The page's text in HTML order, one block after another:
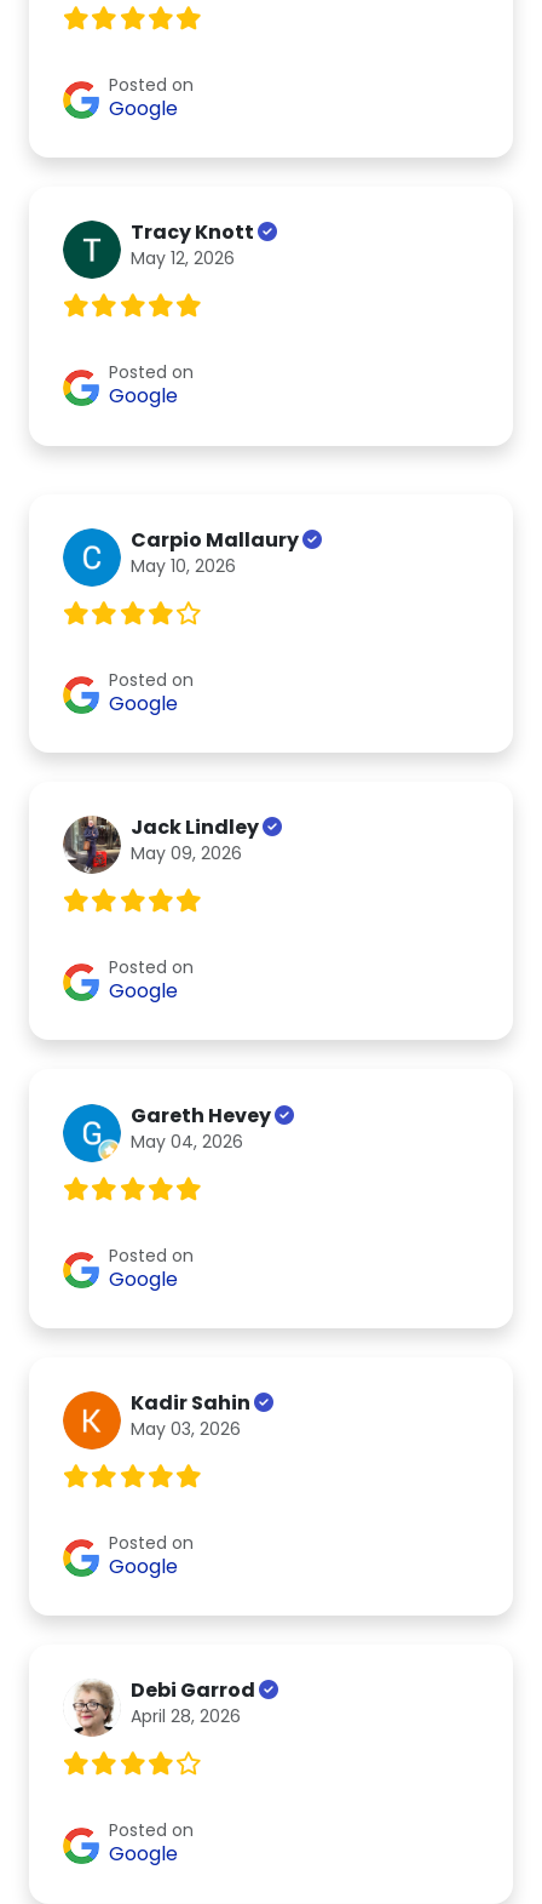
Posted on
Google
Tracy Knott
May 12, 2026
Posted on
Google
Carpio Mallaury
May 10, 2026
Posted on
Google
Jack Lindley
May 09, 2026
Posted on
Google
Gareth Hevey
May 04, 2026
Posted on
Google
Kadir Sahin
May 03, 2026
Posted on
Google
Debi Garrod
April 28, 2026
Posted on
Google